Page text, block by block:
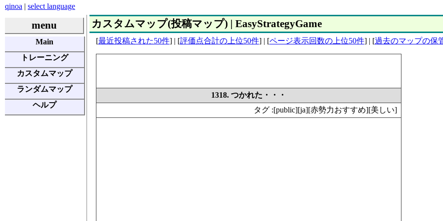
qinoa | select language
menu
Main
トレーニング
カスタムマップ
ランダムマップ
ヘルプ
カスタムマップ(投稿マップ) | EasyStrategyGame
[最近投稿された50件] | [評価点合計の上位50件] | [ページ表示回数の上位50件] | [過去のマップの保
1318. つかれた・・・
タグ :[public][ja][赤勢力おすすめ][美しい]